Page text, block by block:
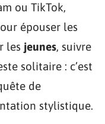
ou TikTok,
épouser les
les jeunes, suivre
solitaire : c’est
de
stylistique.